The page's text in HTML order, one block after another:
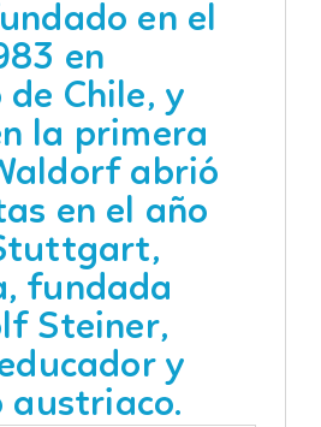
en el
en
Chile, y
la primera
abrió
en el año
fundada
Steiner,
y
austriaco.